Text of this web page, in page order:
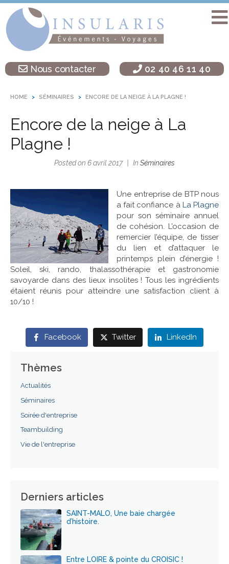
Accueil
Séminaire
sur une île
Activités
Soirées
Autres
L’agence
Insularis
Actualités
Références
Contact
Nous contacter 02 40 46 11 40
HOME SÉMINAIRES ENCORE DE LA NEIGE À LA PLAGNE !
Encore de la neige à La
Plagne !
Posted on 6 avril 2017 In Séminaires
Une entreprise de BTP nous
a fait confiance à La Plagne
pour son séminaire annuel
de cohésion. L’occasion de
remercier l’équipe, de tisser
du lien et d’attaquer le
printemps plein d’énergie !
Soleil, ski, rando, thalassothérapie et gastronomie
savoyarde dans des lieux insolites ! Tous les ingrédients
étaient réunis pour atteindre une satisfaction client à
10/10 !
Facebook Twitter LinkedIn
Thèmes
Actualités
Séminaires
Soirée d'entreprise
Teambuilding
Vie de l'entreprise
Derniers articles
SAINT-MALO, Une baie chargée
d’histoire.
Entre LOIRE & pointe du CROISIC !